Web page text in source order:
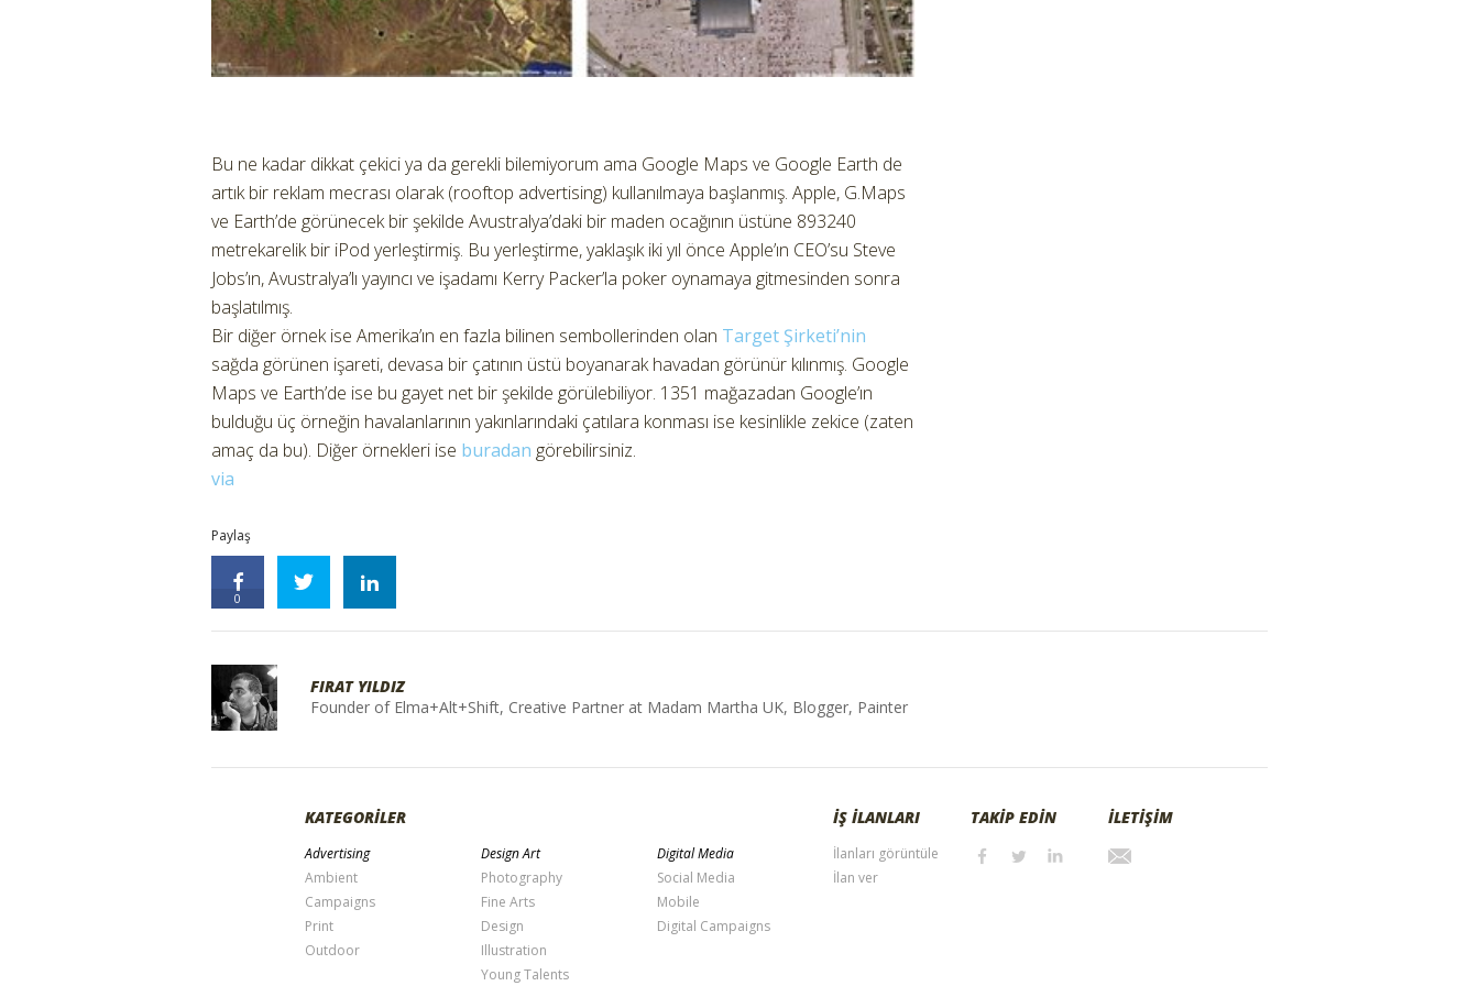
Bu ne kadar dikkat çekici ya da gerekli bilemiyorum ama Google Maps ve Google Earth de
artık bir reklam mecrası olarak (rooftop advertising) kullanılmaya başlanmış. Apple, G.Maps
ve Earth’de görünecek bir şekilde Avustralya’daki bir maden ocağının üstüne 893240
metrekarelik bir iPod yerleştirmiş. Bu yerleştirme, yaklaşık iki yıl önce Apple’ın CEO’su Steve
Jobs’ın, Avustralya’lı yayıncı ve işadamı Kerry Packer’la poker oynamaya gitmesinden sonra
başlatılmış.
Bir diğer örnek ise Amerika’ın en fazla bilinen sembollerinden olan Target Şirketi’nin
sağda görünen işareti, devasa bir çatının üstü boyanarak havadan görünür kılınmış. Google
Maps ve Earth’de ise bu gayet net bir şekilde görülebiliyor. 1351 mağazadan Google’ın
bulduğu üç örneğin havalanlarının yakınlarındaki çatılara konması ise kesinlikle zekice (zaten
amaç da bu). Diğer örnekleri ise buradan görebilirsiniz.
via
Paylaş
0
FIRAT YILDIZ
Founder of Elma+Alt+Shift, Creative Partner at Madam Martha UK, Blogger, Painter
KATEGORİLER
Advertising
Ambient
Campaigns
Print
Outdoor
Design Art
Photography
Fine Arts
Design
Illustration
Young Talents
Digital Media
Social Media
Mobile
Digital Campaigns
İŞ İLANLARI
İlanları görüntüle
İlan ver
TAKİP EDİN İLETİŞİM